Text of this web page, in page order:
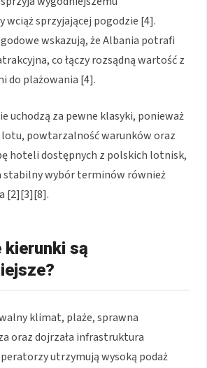
wciąż sprzyjającej pogodzie [4].
wskazują, że Albania potrafi
co łączy rozsądną wartość z
do plażowania [4].
uchodzą za pewne klasyki, ponieważ
powtarzalność warunków oraz
hoteli dostępnych z polskich lotnisk,
stabilny wybór terminów również
[2][3][8].
kierunki są
klimat, plaże, sprawna
oraz dojrzała infrastruktura
utrzymują wysoką podaż